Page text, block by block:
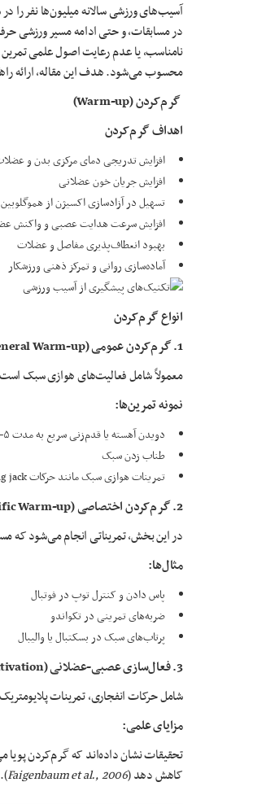
آسیب‌های ورزشی سالانه میلیون‌ها نفر را
در مسابقات، و حتی ادامه مسیر ورزشی
نامناسب، یا عدم رعایت اصول علمی تمرین
محسوب می‌شود. هدف این مقاله، ارائه
گرم‌کردن(Warm-up)
اهداف گرم‌کردن
افزایش تدریجی دمای مرکزی بدن و
افزایش جریان خون عضلانی
تسهیل در آزادسازی اکسیژن از هموگلوبین
افزایش سرعت هدایت عصبی و واکنش
بهبود انعطاف‌پذیری مفاصل و عضلات
آماده‌سازی روانی و تمرکز ذهنی ورزشکار
انواع گرم‌کردن
1. گرم‌کردن عمومی(General Warm-up)
معمولاً شامل فعالیت‌های هوازی سبک
نمونه تمرین‌ها:
دویدن آهسته یا قدم‌زنی سریع به مدت ۵–۱۰ دقیقه
طناب زدن سبک
تمرینات هوازی سبک مانند حرکات jumping jack یا high knees
2. گرم‌کردن اختصاصی(Specific Warm-up)
در این بخش، تمریناتی انجام می‌شود که
مثال‌ها:
پاس دادن و کنترل توپ در فوتبال
ضربه‌های تمرینی در تکواندو
پرتاب‌های سبک در بسکتبال یا والیبال
3. فعال‌سازی عصبی-عضلانی(Neuromuscular Activation)
شامل حرکات انفجاری، تمرینات
مزایای علمی:
کاهش دهد (Faigenbaum et al., 2006
).